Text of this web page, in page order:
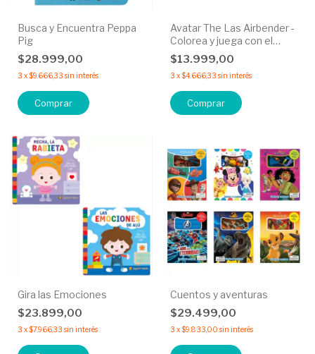
Busca y Encuentra Peppa
Pig
$28.999,00
3 x$9.666,33 sin interés
Avatar The Las Airbender -
Colorea y juega con el
maesto del aire.
$13.999,00
3 x$4.666,33 sin interés
Gira las Emociones
$23.899,00
3 x$7.966,33 sin interés
Cuentos y aventuras
$29.499,00
3 x$9.833,00 sin interés